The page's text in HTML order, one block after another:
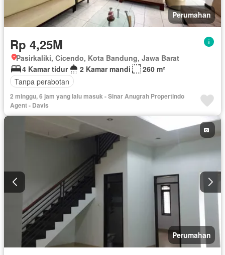
Perumahan
Rp 4,25M
Pasirkaliki, Cicendo, Kota Bandung, Jawa Barat
4 Kamar tidur
2 Kamar mandi
260 m²
Tanpa perabotan
2 minggu, 6 jam yang lalu masuk - Sinar Anugrah Propertindo
Agent - Davis
Perumahan